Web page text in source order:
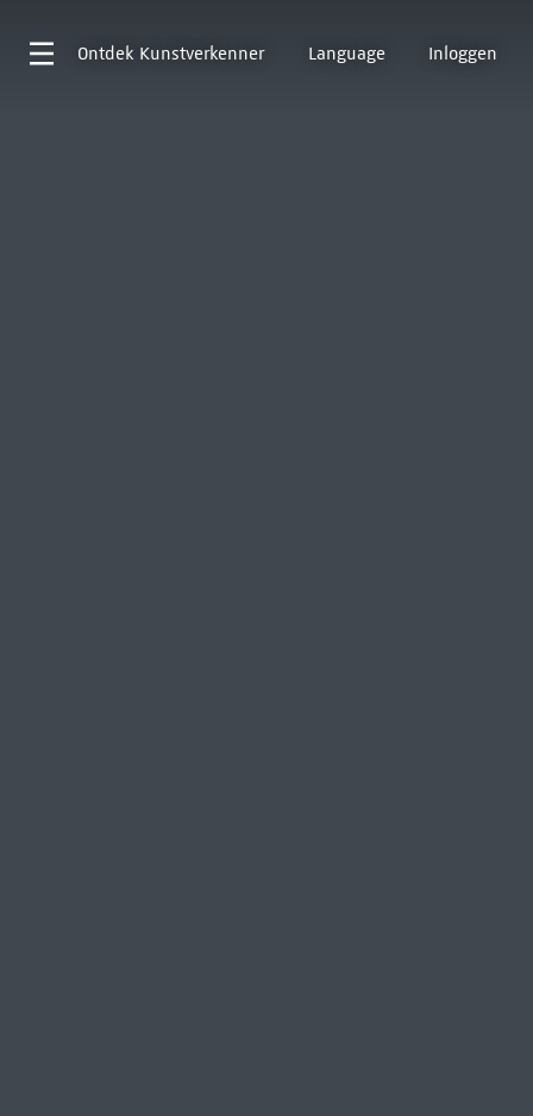
Ontdek Kunstverkenner Language Inloggen